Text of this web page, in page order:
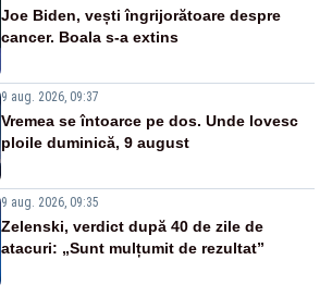
Joe Biden, vești îngrijorătoare despre
cancer. Boala s-a extins
9 aug. 2026, 09:37
Vremea se întoarce pe dos. Unde lovesc
ploile duminică, 9 august
9 aug. 2026, 09:35
Zelenski, verdict după 40 de zile de
atacuri: „Sunt mulțumit de rezultat”